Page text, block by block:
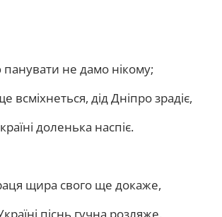
панувати не дамо нікому;
всміхнеться, дід Дніпро зрадіє,
доленька наспіє.
щира свого ще докаже,
піснь гучна розляже,